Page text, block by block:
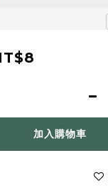
加入購物車